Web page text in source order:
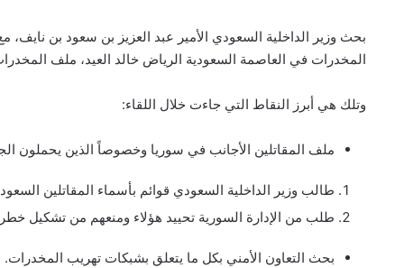
بحث وزير الداخلية السعودي الأمير عبد العزيز بن سعود بن
المخدرات في العاصمة السعودية الرياض خالد العيد، ملف
وتلك هي أبرز النقاط التي جاءت خلال اللقاء:
ملف المقاتلين الأجانب في سوريا وخصوصاً الذين يحملون
طالب وزير الداخلية السعودي قوائم بأسماء المقاتلين
طلب من الإدارة السورية تحييد هؤلاء ومنعهم من تشكيل
بحث التعاون الأمني بكل ما يتعلق بشبكات تهريب المخدرات.